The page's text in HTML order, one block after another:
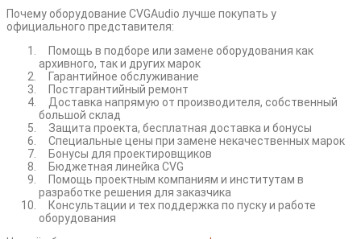
Почему оборудование CVGAudio лучше покупать у
официального представителя:
Помощь в подборе или замене оборудования как
архивного, так и других марок
Гарантийное обслуживание
Постгарантийный ремонт
Доставка напрямую от производителя, собственный
большой склад
Защита проекта, бесплатная доставка и бонусы
Специальные цены при замене некачественных марок
Бонусы для проектировщиков
Бюджетная линейка CVG
Помощь проектным компаниям и институтам в
разработке решения для заказчика
Консультации и тех поддержка по пуску и работе
оборудования